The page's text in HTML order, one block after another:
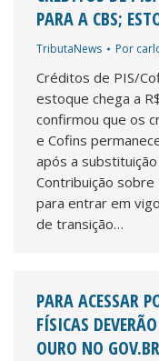
PARA A CBS;
TributaNews Por
Créditos de PIS/
estoque chega a
confirmou que os
e Cofins
após a
Contribuição sobre
para entrar em
de transição…
PARA ACESSAR
FÍSICAS
OURO NO GOV.BR